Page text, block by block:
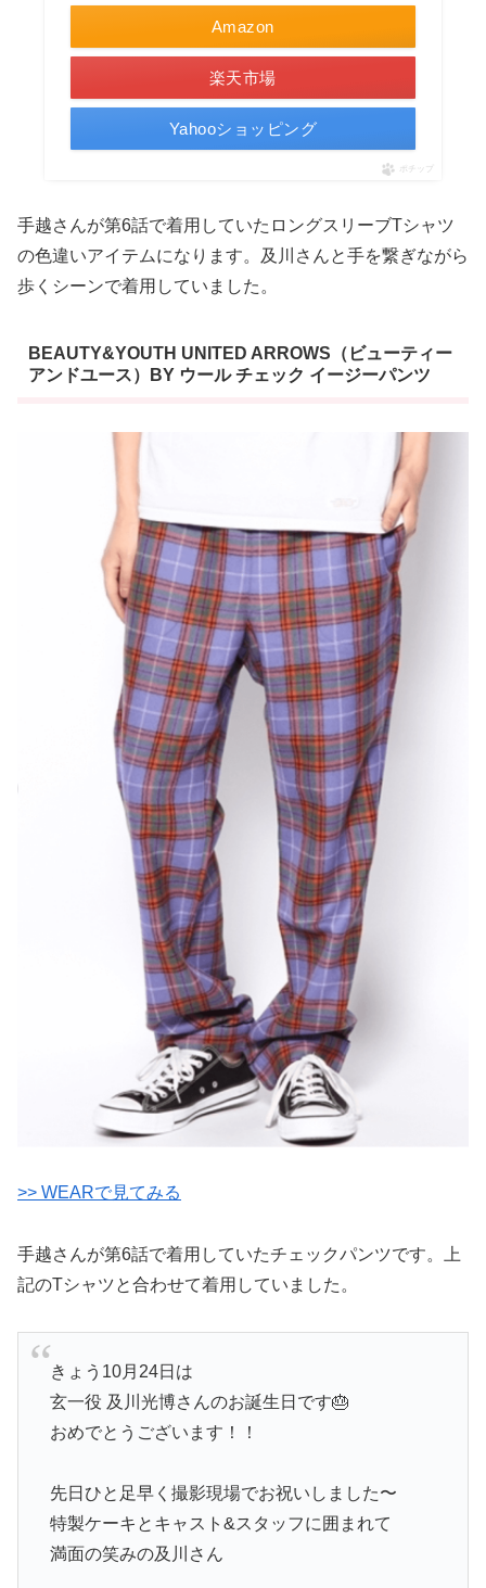
Amazon
楽天市場
Yahooショッピング
ポチップ
手越さんが第6話で着用していたロングスリーブTシャツ
の色違いアイテムになります。及川さんと手を繋ぎながら
歩くシーンで着用していました。
BEAUTY&YOUTH UNITED ARROWS（ビューティー
アンドユース）BY ウール チェック イージーパンツ
>> WEARで見てみる
手越さんが第6話で着用していたチェックパンツです。上
記のTシャツと合わせて着用していました。
きょう10月24日は
玄一役 及川光博さんのお誕生日です🎂
おめでとうございます！！
先日ひと足早く撮影現場でお祝いしました〜
特製ケーキとキャスト&スタッフに囲まれて
満面の笑みの及川さん